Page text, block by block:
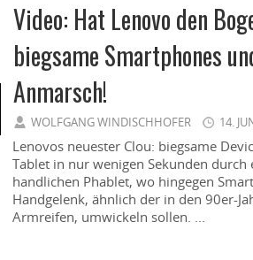
Video: Hat Lenovo den
biegsame Smartphones
Anmarsch!
WOLFGANG WINDISCHHOFER 14.
Lenovos neuester Clou: biegsame
Tablet in nur wenigen Sekunden durch
handlichen Phablet, wo hingegen
Handgelenk, ähnlich der in den 90er-
Armreifen, umwickeln sollen. ...